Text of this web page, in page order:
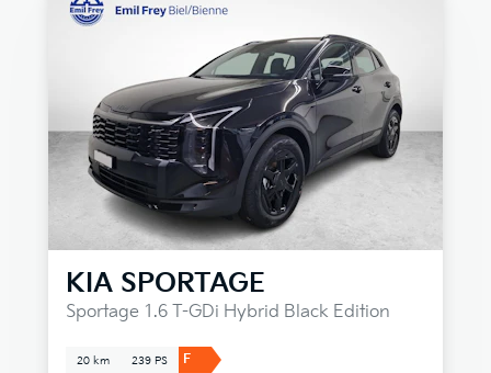
KIA SPORTAGE
Sportage 1.6 T-GDi Hybrid Black Edition
20 km 239 PS F